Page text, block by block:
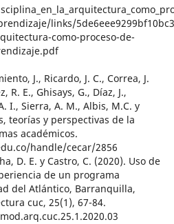
links/
como-proceso-de-
J., Ricardo, J. C., Correa, J.
R. E., Ghisays, G., Díaz, J.,
I., Sierra, A. M., Albis, M.C. y
teorías y perspectivas de la
académicos.
handle/cecar/2856
D. E. y Castro, C. (2020). Uso de
de un programa
del Atlántico, Barranquilla,
cuc, 25(1), 67-84.